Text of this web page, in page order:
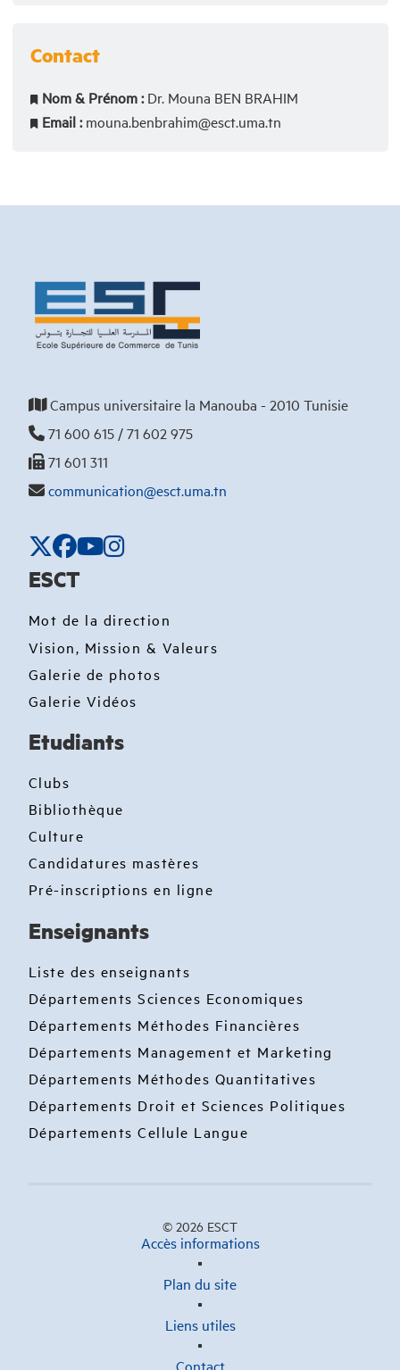
Contact
Nom & Prénom :Dr. Mouna BEN BRAHIM
Email :mouna.benbrahim@esct.uma.tn
Campus universitaire la Manouba - 2010 Tunisie
71 600 615 / 71 602 975
71 601 311
communication@esct.uma.tn
ESCT
Mot de la direction
Vision, Mission & Valeurs
Galerie de photos
Galerie Vidéos
Etudiants
Clubs
Bibliothèque
Culture
Candidatures mastères
Pré-inscriptions en ligne
Enseignants
Liste des enseignants
Départements Sciences Economiques
Départements Méthodes Financières
Départements Management et Marketing
Départements Méthodes Quantitatives
Départements Droit et Sciences Politiques
Départements Cellule Langue
© 2026 ESCT
Accès informations
Plan du site
Liens utiles
Contact